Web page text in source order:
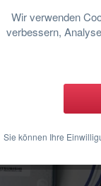
Wir verwenden
verbessern,
Sie können Ihre